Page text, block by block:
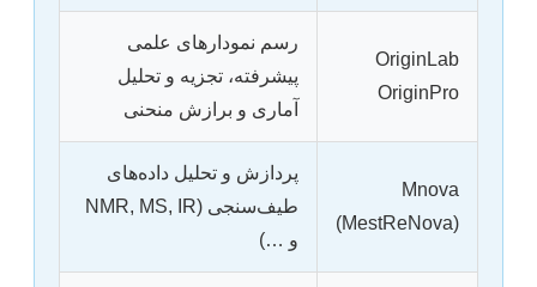
OriginLab
OriginPro
رسم نمودارهای علمی
پیشرفته، تجزیه و تحلیل
آماری و برازش منحنی
Mnova
(MestReNova)
پردازش و تحلیل داده‌های
طیف‌سنجی (NMR, MS, IR
و …)